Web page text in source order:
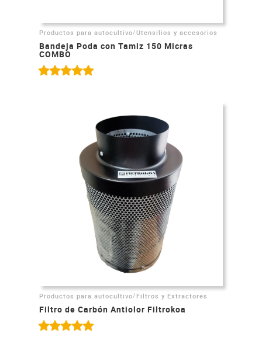
Productos para autocultivo/Utensilios y accesorios
Bandeja Poda con Tamiz 150 Micras
COMBO
Productos para autocultivo/ Filtros y Extractores
Filtro de Carbón Antiolor Filtrokoa